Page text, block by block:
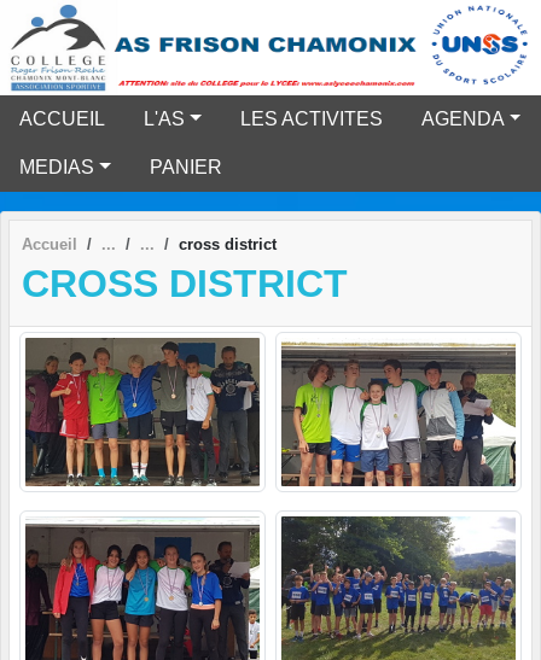
ACCUEIL L'AS LES ACTIVITES AGENDA
MEDIAS PANIER
Accueil cross district
CROSS DISTRICT
Panneau de gestion des cookies